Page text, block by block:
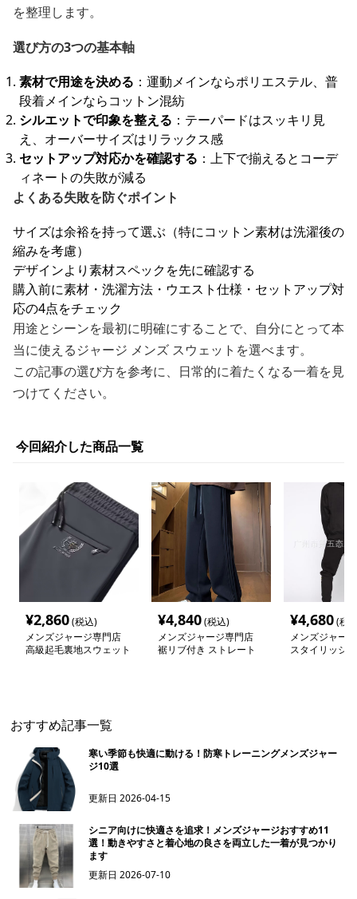
を整理します。
選び方の3つの基本軸
素材で用途を決める ：運動メインならポリエステル、普
段着メインならコットン混紡
シルエットで印象を整える ：テーパードはスッキリ見
え、オーバーサイズはリラックス感
セットアップ対応かを確認する ：上下で揃えるとコーデ
ィネートの失敗が減る
よくある失敗を防ぐポイント
サイズは余裕を持って選ぶ（特にコットン素材は洗濯後の
縮みを考慮）
デザインより素材スペックを先に確認する
購入前に素材・洗濯方法・ウエスト仕様・セットアップ対
応の4点をチェック
用途とシーンを最初に明確にすることで、自分にとって本
当に使えるジャージ メンズ スウェットを選べます。
この記事の選び方を参考に、日常的に着たくなる一着を見
つけてください。
今回紹介した商品一覧
¥2,860(税込)
メンズジャージ専門店
高級起毛裏地スウェット
¥4,840(税込)
メンズジャージ専門店
裾リブ付き ストレート
¥4,680(税
メンズジャー
スタイリッシ
おすすめ記事一覧
寒い季節も快適に動ける！防寒トレーニングメンズジャー
ジ10選
更新日2026-04-15
シニア向けに快適さを追求！メンズジャージおすすめ11
選！動きやすさと着心地の良さを両立した一着が見つかり
ます
更新日2026-07-10